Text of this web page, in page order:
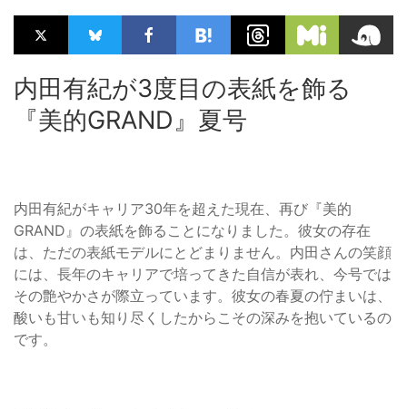
内田有紀が3度目の表紙を飾る
『美的GRAND』夏号
内田有紀がキャリア30年を超えた現在、再び『美的
GRAND』の表紙を飾ることになりました。彼女の存在
は、ただの表紙モデルにとどまりません。内田さんの笑顔
には、長年のキャリアで培ってきた自信が表れ、今号では
その艶やかさが際立っています。彼女の春夏の佇まいは、
酸いも甘いも知り尽くしたからこその深みを抱いているの
です。